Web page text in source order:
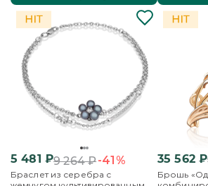
5 481 ₽9 264₽-41%
Браслет из серебра с
35 562₽
Брошь